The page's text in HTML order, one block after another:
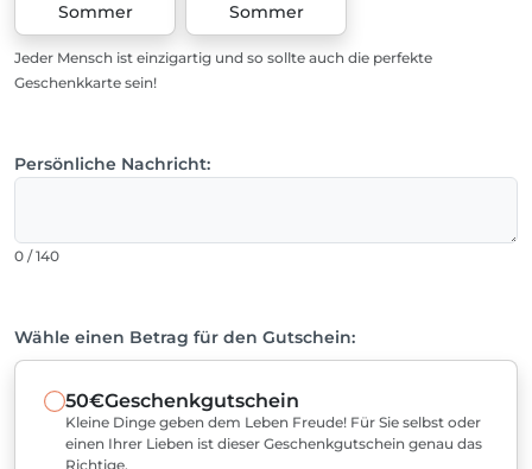
Sommer Sommer
Jeder Mensch ist einzigartig und so sollte auch die perfekte
Geschenkkarte sein!
Persönliche Nachricht:
0 / 140
Wähle einen Betrag für den Gutschein:
50€Geschenkgutschein
Kleine Dinge geben dem Leben Freude! Für Sie selbst oder
einen Ihrer Lieben ist dieser Geschenkgutschein genau das
Richtige.